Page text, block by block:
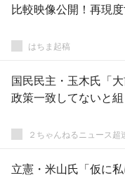
比較映像公開！再現
はちま起稿
国民民主・玉木氏「
政策一致してないと
２ちゃんねるニュース超
立憲・米山氏「仮に